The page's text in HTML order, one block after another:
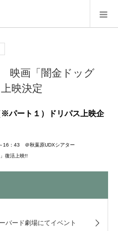
映画「闇金ドッグ
映決定
パート１）ドリパス上映企
16：43 ＠秋葉原UDXシアター
復活上映!!
ード劇場にてイベント